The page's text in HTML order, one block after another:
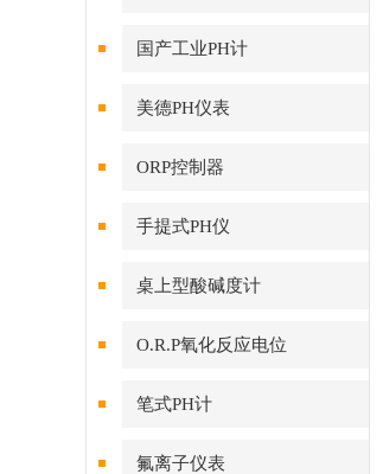
国产工业PH计
美德PH仪表
ORP控制器
手提式PH仪
桌上型酸碱度计
O.R.P氧化反应电位
笔式PH计
氟离子仪表